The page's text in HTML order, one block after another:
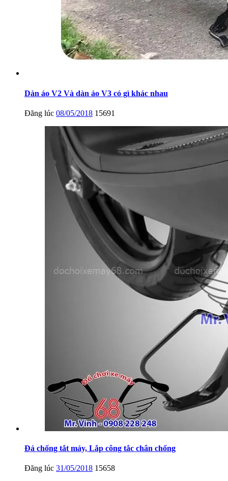
Dàn áo V2 Và dàn áo V3 có gì khác nhau
Đăng lúc 08/05/2018 15691
Đá chống tắt máy, Lắp công tắc chân chống
Đăng lúc 31/05/2018 15658